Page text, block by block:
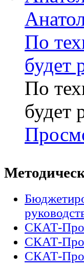
По
будет
По
будет
СКАТ-
СКАТ-
СКАТ-